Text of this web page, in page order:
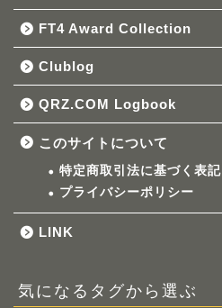
FT4 Award Collection
Clublog
QRZ.COM Logbook
このサイトについて
特定商取引法に基づく表記
プライバシーポリシー
LINK
気になるタグから選ぶ